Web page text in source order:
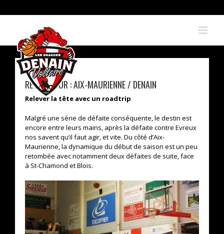
to
RETOUR SUR : AIX-MAURIENNE / DENAIN
Relever la tête avec un roadtrip
Malgré une série de défaite conséquente, le destin est
encore entre leurs mains, après la défaite contre Evreux
nos savent qu’il faut agir, et vite. Du côté d’Aix-
Maurienne, la dynamique du début de saison est un peu
retombée avec notamment deux défaites de suite, face
à St-Chamond et Blois.